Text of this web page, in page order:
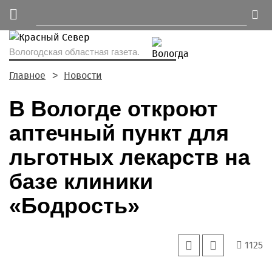
Вологодская областная газета.
Главное Новости
В Вологде откроют
аптечный пункт для
льготных лекарств на
базе клиники
«Бодрость»
1125